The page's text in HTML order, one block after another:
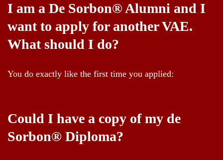
I am a De Sorbon® Alumni and I
want to apply for another VAE.
What should I do?
You do exactly like the first time you applied:
Could I have a copy of my de
Sorbon® Diploma?